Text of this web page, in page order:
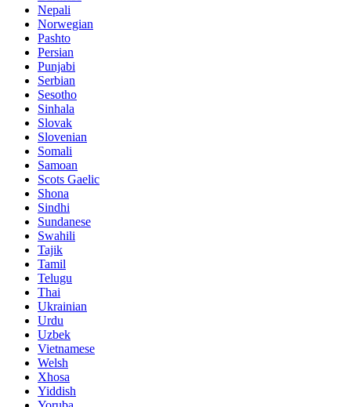
Nepali
Norwegian
Pashto
Persian
Punjabi
Serbian
Sesotho
Sinhala
Slovak
Slovenian
Somali
Samoan
Scots Gaelic
Shona
Sindhi
Sundanese
Swahili
Tajik
Tamil
Telugu
Thai
Ukrainian
Urdu
Uzbek
Vietnamese
Welsh
Xhosa
Yiddish